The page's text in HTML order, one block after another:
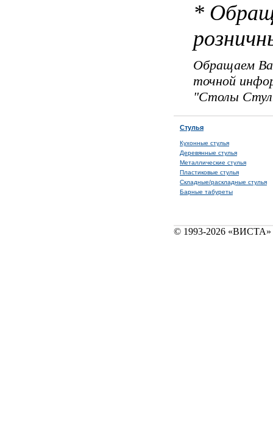
*
Обращаем
точной
"Столы
Стулья
Кухонные стулья
Деревянные стулья
Металлические стулья
Пластиковые стулья
Складные/раскладные стулья
Барные табуреты
© 1993-2026 «ВИСТА»